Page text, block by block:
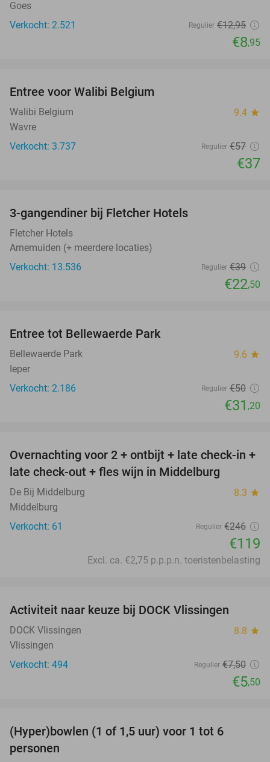
Goes
Verkocht: 2.521
Regulier €12,95
€8,95
Entree voor Walibi Belgium
Walibi Belgium 9.4 star
Wavre
Verkocht: 3.737
Regulier €57
€37
3-gangendiner bij Fletcher Hotels
Fletcher Hotels
Arnemuiden (+ meerdere locaties)
Verkocht: 13.536
Regulier €39
€22,50
Entree tot Bellewaerde Park
Bellewaerde Park 9.6 star
Ieper
Verkocht: 2.186
Regulier €50
€31 ,20
52%
Overnachting voor 2 + ontbijt + late check-in +
late check-out + fles wijn in Middelburg
De Bij Middelburg 8.3 star
Middelburg
Verkocht: 61
Regulier €246
€119
Excl. ca. €2,75 p.p.p.n. toeristenbelasting
Activiteit naar keuze bij DOCK Vlissingen
DOCK Vlissingen 8.8 star
Vlissingen
Verkocht: 494
Regulier €7,50
€5,50
(Hyper)bowlen (1 of 1,5 uur) voor 1 tot 6
personen